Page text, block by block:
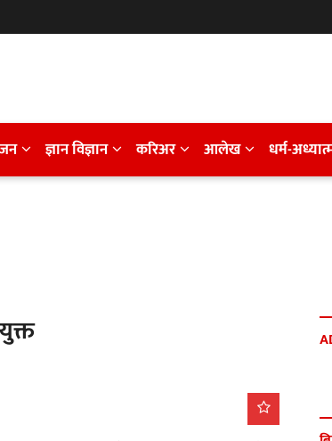
ज्ञान विज्ञान करिअर आलेख धर्म-